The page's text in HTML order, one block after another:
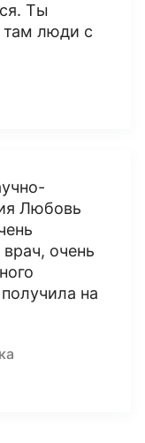
Ты
там люди с
Любовь
очень
на